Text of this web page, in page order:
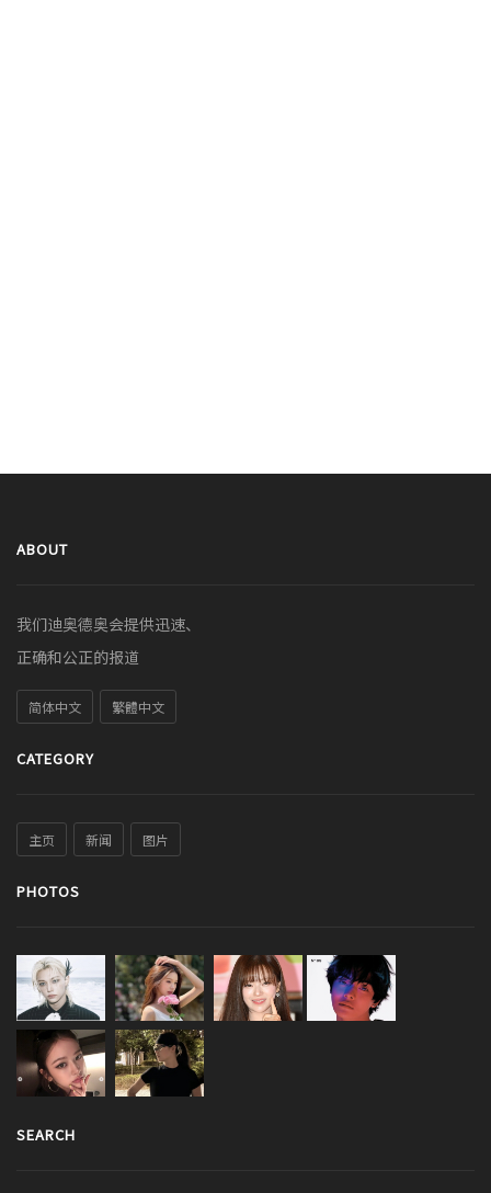
ABOUT
我们迪奥德奥会提供迅速、
正确和公正的报道
简体中文 繁體中文
CATEGORY
主页 新闻 图片
PHOTOS
SEARCH